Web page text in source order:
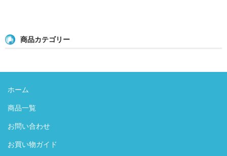
商品カテゴリー
ホーム
商品一覧
お問い合わせ
お買い物ガイド